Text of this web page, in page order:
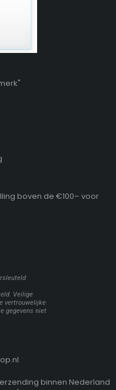
boven de €100– voor
Veilige
vertrouwelijke
gegevens niet
binnen Nederland